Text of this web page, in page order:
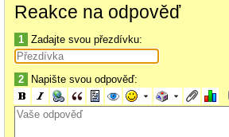
Reakce na odpověď
1 Zadajte svou přezdívku:
2 Napište svou odpověď: